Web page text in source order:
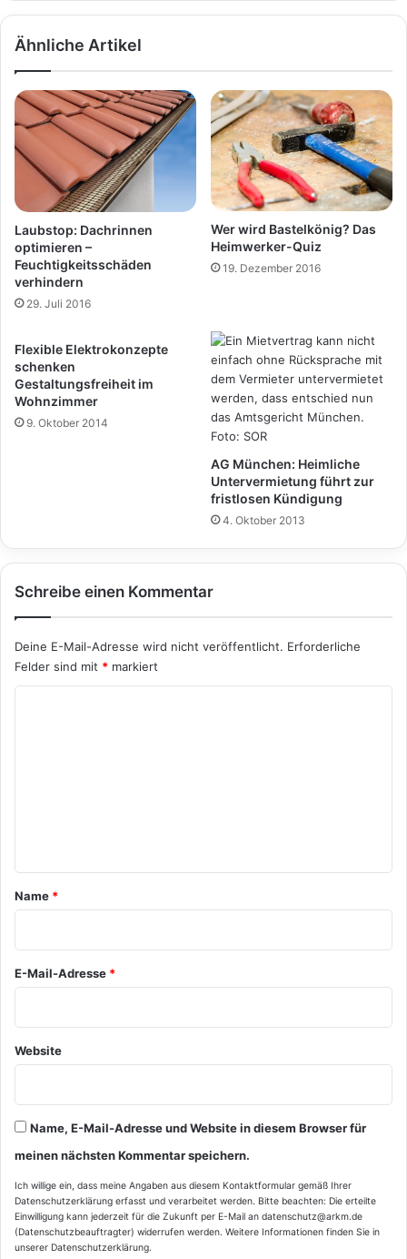
Ähnliche Artikel
Laubstop: Dachrinnen
optimieren –
Feuchtigkeitsschäden
verhindern
29. Juli 2016
Wer wird Bastelkönig? Das
Heimwerker-Quiz
19. Dezember 2016
Flexible Elektrokonzepte
schenken
Gestaltungsfreiheit im
Wohnzimmer
9. Oktober 2014
AG München: Heimliche
Untervermietung führt zur
fristlosen Kündigung
4. Oktober 2013
Schreibe einen Kommentar
Deine E-Mail-Adresse wird nicht veröffentlicht. Erforderliche
Felder sind mit * markiert
a
*
Name *
E-Mail-Adresse *
Website
Name, E-Mail-Adresse und Website in diesem Browser für
meinen nächsten Kommentar speichern.
Ich willige ein, dass meine Angaben aus diesem Kontaktformular gemäß Ihrer
Datenschutzerklärung erfasst und verarbeitet werden. Bitte beachten: Die erteilte
Einwilligung kann jederzeit für die Zukunft per E-Mail an datenschutz@arkm.de
(Datenschutzbeauftragter) widerrufen werden. Weitere Informationen finden Sie in
unserer Datenschutzerklärung.